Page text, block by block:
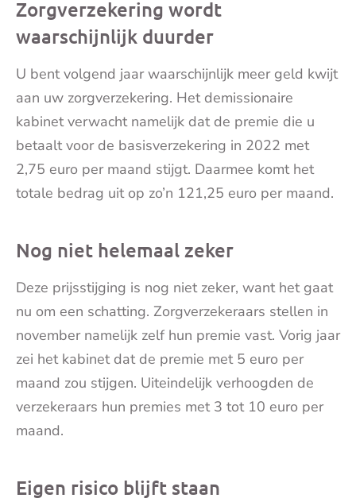
Zorgverzekering wordt
waarschijnlijk duurder
U bent volgend jaar waarschijnlijk meer geld kwijt
aan uw zorgverzekering. Het demissionaire
kabinet verwacht namelijk dat de premie die u
betaalt voor de basisverzekering in 2022 met
2,75 euro per maand stijgt. Daarmee komt het
totale bedrag uit op zo’n 121,25 euro per maand.
Nog niet helemaal zeker
Deze prijsstijging is nog niet zeker, want het gaat
nu om een schatting. Zorgverzekeraars stellen in
november namelijk zelf hun premie vast. Vorig jaar
zei het kabinet dat de premie met 5 euro per
maand zou stijgen. Uiteindelijk verhoogden de
verzekeraars hun premies met 3 tot 10 euro per
maand.
Eigen risico blijft staan